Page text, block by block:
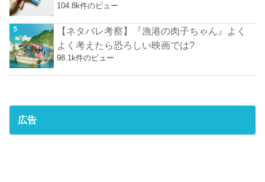
104.8k件のビュー
【ネタバレ考察】『漁港の肉子ちゃん』よく
よく考えたら恐ろしい映画では?
98.1k件のビュー
広告